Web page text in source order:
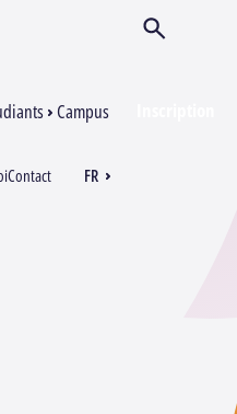
Campus
Contact
FR
Ouvrir/